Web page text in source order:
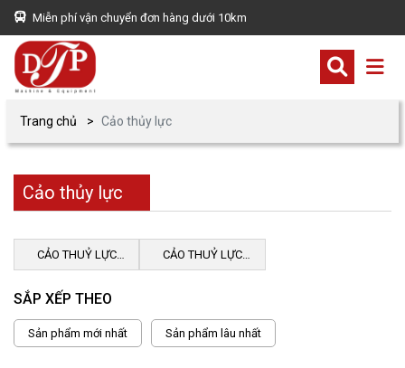
Miễn phí vận chuyển đơn hàng dưới 10km
Trang chủ Cảo thủy lực
Cảo thủy lực
CẢO THUỶ LỰC
POWERRAM
CẢO THUỶ LỰC
BETEX
SẮP XẾP THEO
Sản phẩm mới nhất Sản phẩm lâu nhất